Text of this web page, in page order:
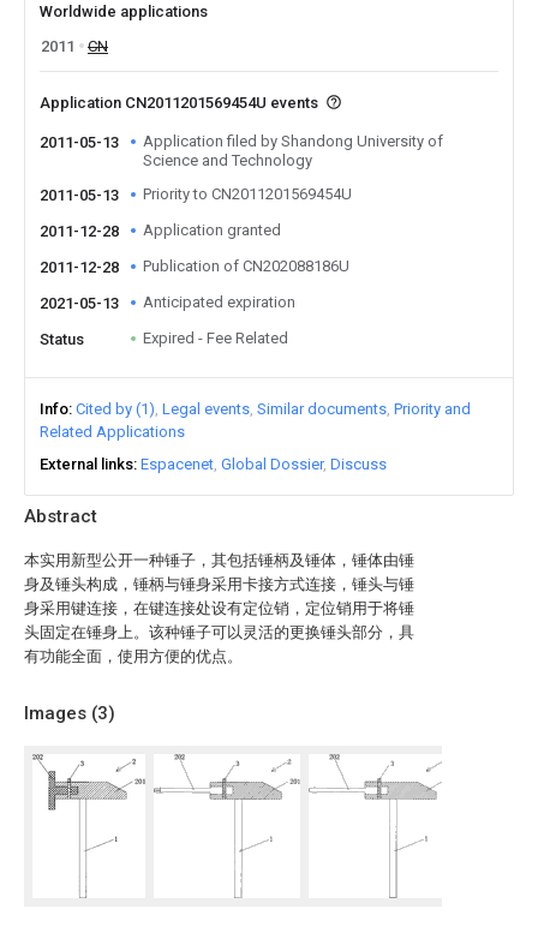
Abstract
本实用新型公开一种锤子，其包括锤柄及锤体，锤体由锤
身及锤头构成，锤柄与锤身采用卡接方式连接，锤头与锤
身采用键连接，在键连接处设有定位销，定位销用于将锤
头固定在锤身上。该种锤子可以灵活的更换锤头部分，具
有功能全面，使用方便的优点。
Images (3)
Worldwide applications
2011
CN
Application CN2011201569454U events
2011-05-13
Application filed by Shandong University of
Science and Technology
2011-05-13
Priority to CN2011201569454U
2011-12-28 Application granted
2011-12-28 Publication of CN202088186U
2021-05-13 Anticipated expiration
Status Expired - Fee Related
Info Cited by (1) Legal events Similar documents Priority and
Related Applications
External links Espacenet Global Dossier Discuss